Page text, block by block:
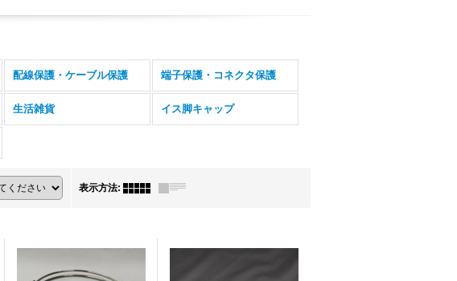
配線保護・ケーブル保護 端子保護・コネクタ保護
生活雑貨 イス脚キャップ
表示方法: